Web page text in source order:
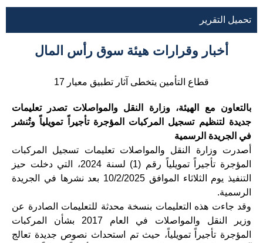
تحميل التقرير
أخبار وقرارات هيئة سوق رأس المال
قطاع التأمين يتخطى آثار تطبيق معيار 17
بالتعاون مع الهيئة، وزارة النقل والمواصلات تصدر تعليمات
جديدة لتنظيم تسجيل المركبات المؤجرةتأجيراً
تمويلياً وتُنشر
في الجريدة الرسمية
أصدرت وزارة النقل والمواصلات تعليمات تسجيل المركبات
المؤجرة تأجيراً تمويلياً رقم (1) لسنة 2024، التي دخلت حيز
التنفيذ يوم الثلاثاء الموافق 10/2/2025 بعد نشرها في الجريدة
الرسمية.
وقد جاءت هذه التعليمات بنسخة محدثة للتعليمات الصادرة عن
وزير النقل والمواصلات في العام 2017 بشأن المركبات
المؤجرة تأجيراً تمويلياً، حيث تم استحداث نصوص جديدة تعالج